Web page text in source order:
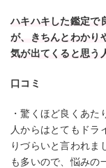
ハキハキした鑑定で
が、きちんとわかり
気が出てくると思う
口コミ
・驚くほど良くあ
人からはとてもドラ
りづらいと言われま
も多いので、悩みの